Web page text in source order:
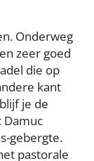
Onderweg
zeer goed
die op
kant
je de
Damuc
gebergte.
pastorale